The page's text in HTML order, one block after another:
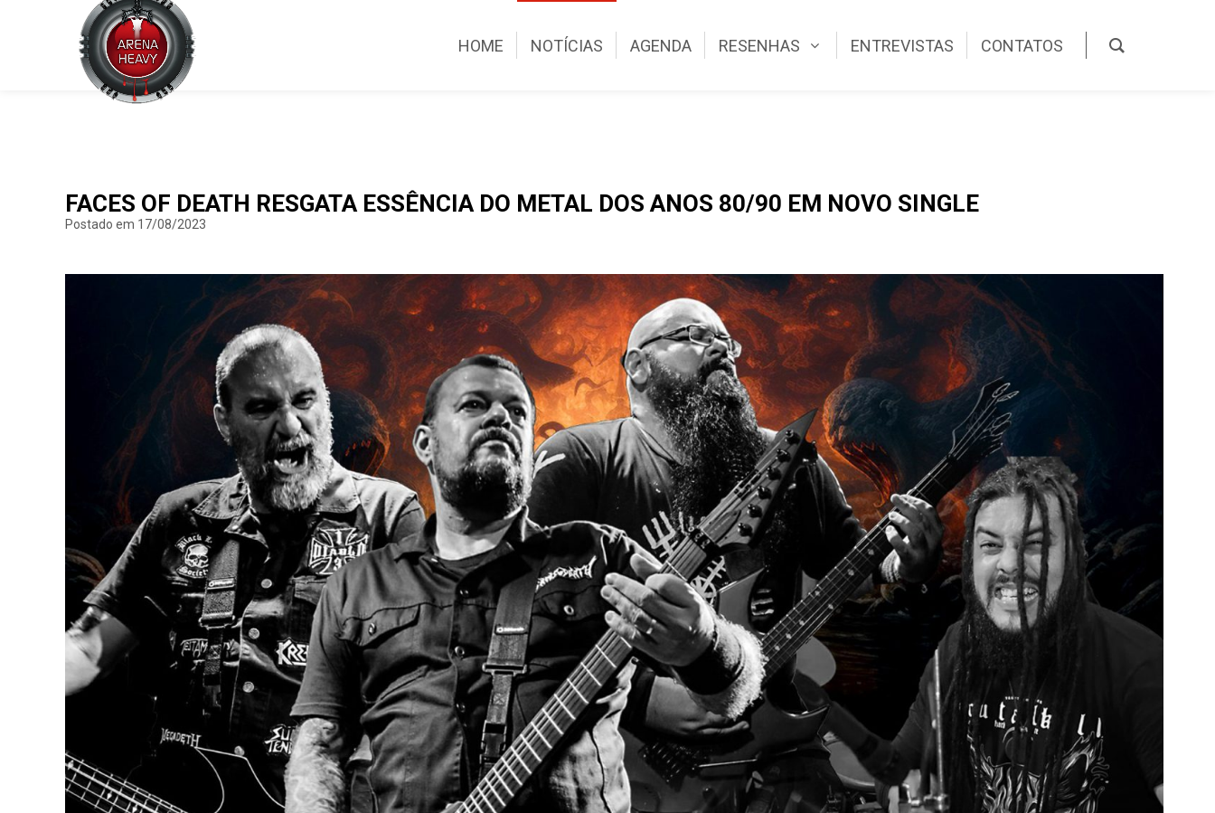
HOME NOTÍCIAS AGENDA RESENHAS ENTREVISTAS CONTATOS
FACES OF DEATH RESGATA ESSÊNCIA DO METAL DOS ANOS 80/90 EM NOVO SINGLE
Postado em 17/08/2023